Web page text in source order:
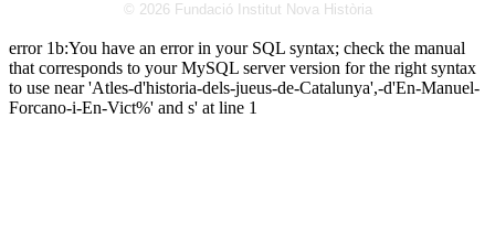
© 2026 Fundació Institut Nova Història
error 1b:You have an error in your SQL syntax; check the manual
that corresponds to your MySQL server version for the right syntax
to use near 'Atles-d'historia-dels-jueus-de-Catalunya',-d'En-Manuel-
Forcano-i-En-Vict%' and s' at line 1